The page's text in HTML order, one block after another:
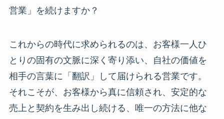
営業」を続けますか？
これからの時代に求められるのは、お客様一人ひ
とりの固有の文脈に深く寄り添い、自社の価値を
相手の言葉に「翻訳」して届けられる営業です。
それこそが、お客様から真に信頼され、安定的な
売上と契約を生み出し続ける、唯一の方法に他な